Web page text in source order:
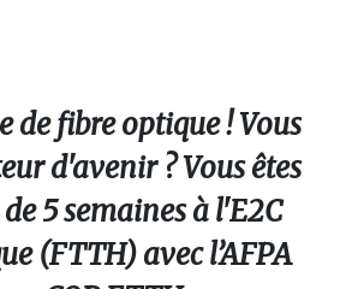
de fibre optique ! Vous
d'avenir ? Vous êtes
5 semaines à l'E2C
(FTTH) avec l’AFPA